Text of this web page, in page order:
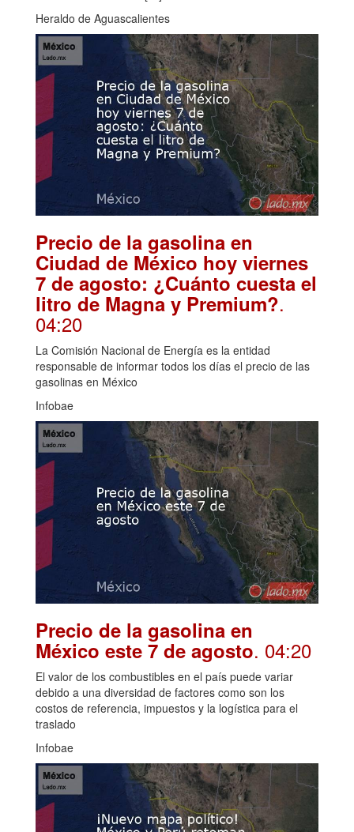
Heraldo de Aguascalientes
Precio de la gasolina en
Ciudad de México hoy viernes
7 de agosto: ¿Cuánto cuesta el
litro de Magna y Premium?.
04:20
La Comisión Nacional de Energía es la entidad
responsable de informar todos los días el precio de las
gasolinas en México
Infobae
Precio de la gasolina en
México este 7 de agosto. 04:20
El valor de los combustibles en el país puede variar
debido a una diversidad de factores como son los
costos de referencia, impuestos y la logística para el
traslado
Infobae